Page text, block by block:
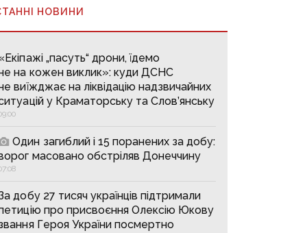
НОВИНИ
„пасуть“ дрони, їдемо
на кожен виклик»: куди ДСНС
виїжджає на ліквідацію надзвичайних
у Краматорську та Слов’янську
Один загиблий і 15 поранених за добу:
масовано обстріляв Донеччину
добу 27 тисяч українців підтримали
про присвоєння Олексію Юкову
Героя України посмертно